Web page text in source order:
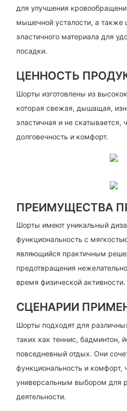
для улучшения
мышечной усталости, а также
эластичного материала для
посадки.
ЦЕННОСТЬ
Шорты изготовлены из
которая свежая, дышащая,
эластичная и не скатывается,
долговечность и комфорт.
ПРЕИМУЩЕСТВА
Шорты имеют уникальный
функциональность с
являющийся практичным
предотвращения
время физической активности.
СЦЕНАРИИ
Шорты подходят для
таких как теннис, бадминтон,
повседневный отдых. Они
функциональность и комфорт,
универсальным выбором для
деятельности.